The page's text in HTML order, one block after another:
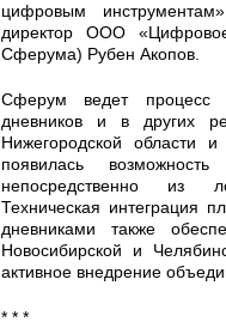
цифровым
директор ООО «Цифровое
Сферума) Рубен Акопов.
Сферум ведет процесс
дневников и в других
Нижегородской области
появилась
непосредственно из
Техническая интеграция
дневниками также
Новосибирской и
активное внедрение
* * *